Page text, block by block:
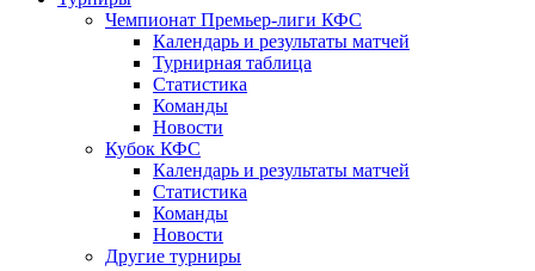
Чемпионат Премьер-лиги КФС
Календарь и результаты матчей
Турнирная таблица
Статистика
Команды
Новости
Кубок КФС
Календарь и результаты матчей
Статистика
Команды
Новости
Другие турниры